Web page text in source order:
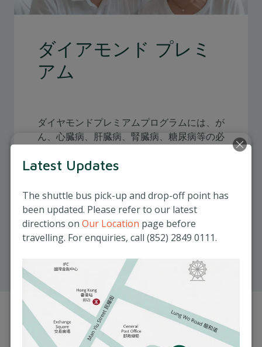
ダイアモンド プレミ
アム
ダイヤモンドプレミアムプログラムには、が
ん、心臓病、肝臓病、腎臓病、糖尿病等の必
にも重点が置かれています。早期発見と深刻
45歳以上の成人向け
全日健診は平日にて行っており、所要時
間は約6~7時間
マチルダメディカルセ
ンターでの健康診断
Latest Updates
The shuttle bus pick-up and drop-off point has
been updated. Please refer to our latest
directions on Our Location page before
travelling. For enquiries, call (852) 2849 0111.